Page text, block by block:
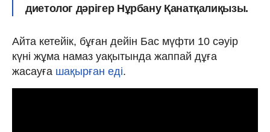
диетолог дәрігер Нұрбану Қанатқалиқызы.
Айта кетейік, бұған дейін Бас мүфти 10 сәуір
күні жұма намаз уақытында жаппай дұға
жасауға шақырған еді.